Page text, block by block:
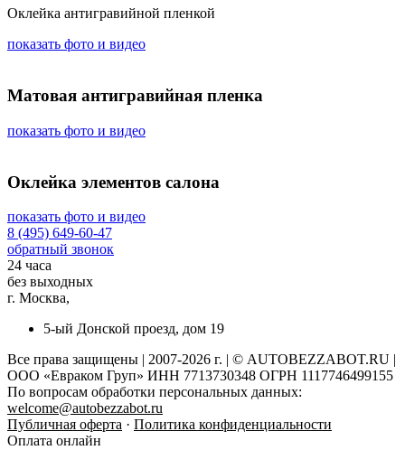
Оклейка антигравийной пленкой
показать фото и видео
Матовая антигравийная пленка
показать фото и видео
Оклейка элементов салона
показать фото и видео
8 (495) 649-60-47
обратный звонок
24 часа
без выходных
г. Москва,
5-ый Донской проезд, дом 19
Все права защищены | 2007-2026 г. | © AUTOBEZZABOT.RU |
ООО «Евраком Груп» ИНН 7713730348 ОГРН 1117746499155
По вопросам обработки персональных данных:
welcome@autobezzabot.ru
Публичная оферта · Политика конфиденциальности
Оплата онлайн